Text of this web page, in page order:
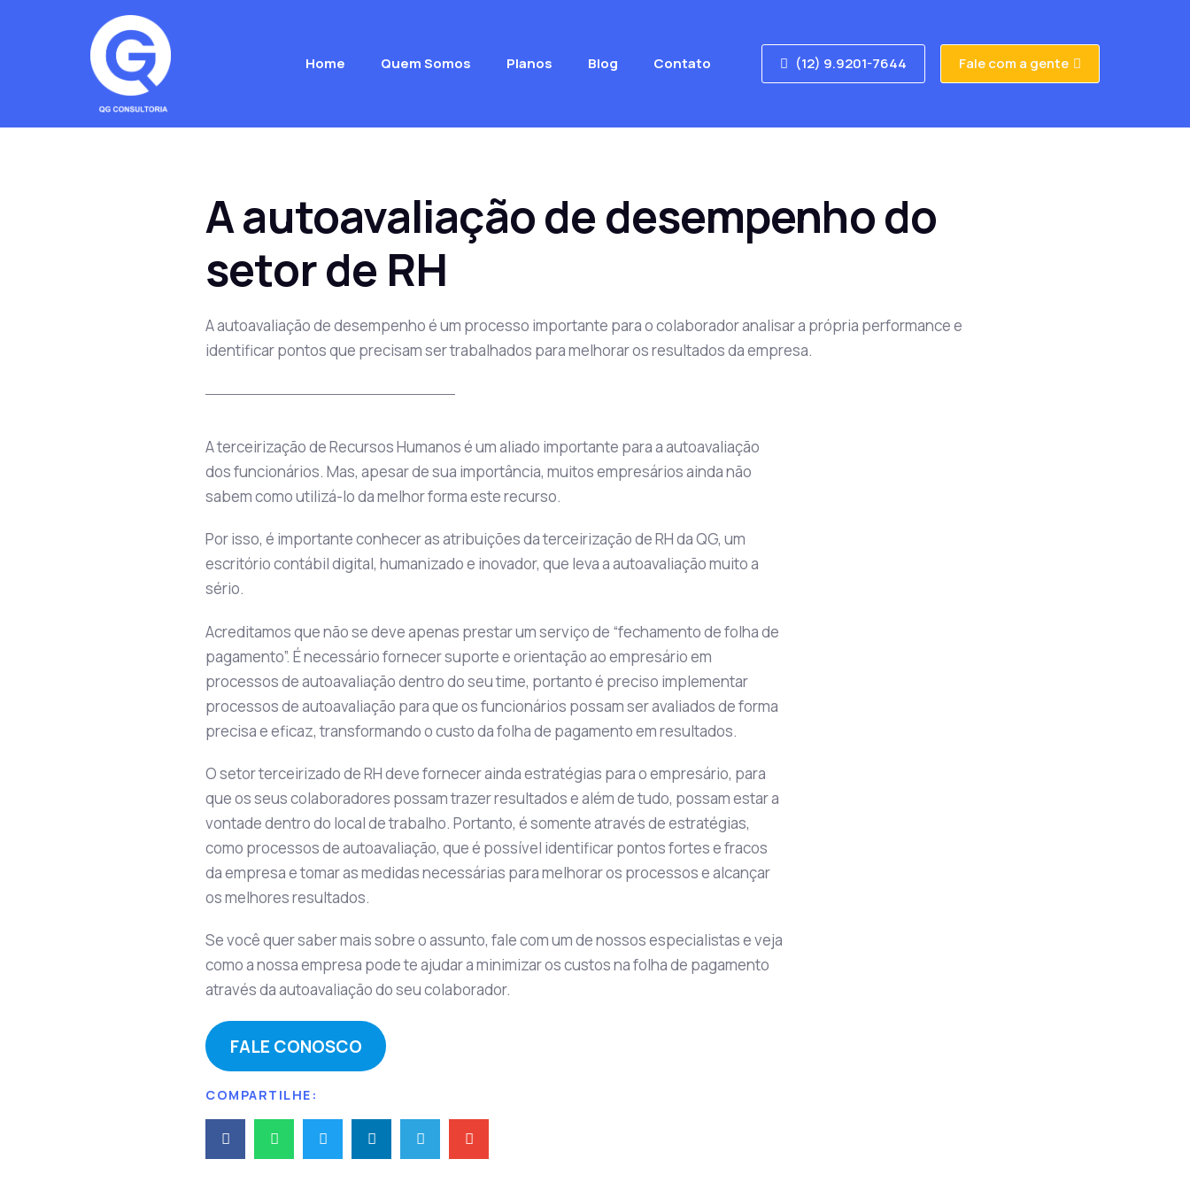
Home Quem Somos Planos Blog Contato (12) 9.9201-7644 Fale com a gente
A autoavaliação de desempenho do
setor de RH
A autoavaliação de desempenho é um processo importante para o colaborador analisar a própria performance e
identificar pontos que precisam ser trabalhados para melhorar os resultados da empresa.
A terceirização de Recursos Humanos é um aliado importante para a autoavaliação
dos funcionários. Mas, apesar de sua importância, muitos empresários ainda não
sabem como utilizá-lo da melhor forma este recurso.
Por isso, é importante conhecer as atribuições da terceirização de RH da QG, um
escritório contábil digital, humanizado e inovador, que leva a autoavaliação muito a
sério.
Acreditamos que não se deve apenas prestar um serviço de “fechamento de folha de
pagamento”. É necessário fornecer suporte e orientação ao empresário em
processos de autoavaliação dentro do seu time, portanto é preciso implementar
processos de autoavaliação para que os funcionários possam ser avaliados de forma
precisa e eficaz, transformando o custo da folha de pagamento em resultados.
O setor terceirizado de RH deve fornecer ainda estratégias para o empresário, para
que os seus colaboradores possam trazer resultados e além de tudo, possam estar a
vontade dentro do local de trabalho. Portanto, é somente através de estratégias,
como processos de autoavaliação, que é possível identificar pontos fortes e fracos
da empresa e tomar as medidas necessárias para melhorar os processos e alcançar
os melhores resultados.
Se você quer saber mais sobre o assunto, fale com um de nossos especialistas e veja
como a nossa empresa pode te ajudar a minimizar os custos na folha de pagamento
através da autoavaliação do seu colaborador.
FALE CONOSCO
COMPARTILHE: